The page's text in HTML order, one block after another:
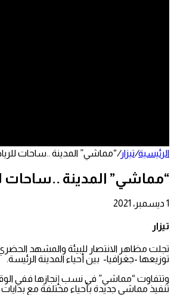
الرئيسية/تيزار/“مماشي” المدينة ..ساحات
“مماشي” المدينة ..ساحات
1 ديسمبر، 2021
فيسبوك
عبر
البريد
تيزار
توزيعها -جغرافيا- بين أحياء المدينة الرئيسة.
تنفيذ مماشي جديدة بأحياء مختلفة مع بدايات 2022.